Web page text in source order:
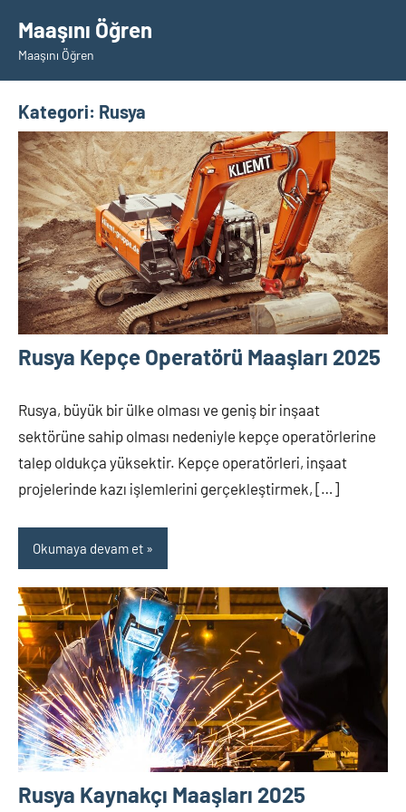
geçMaaşını Öğren
Maaşını Öğren
Kategori: Rusya
Rusya Kepçe Operatörü Maaşları 2025
Rusya, büyük bir ülke olması ve geniş bir inşaat
sektörüne sahip olması nedeniyle kepçe operatörlerine
talep oldukça yüksektir. Kepçe operatörleri, inşaat
projelerinde kazı işlemlerini gerçekleştirmek, […]
Okumaya devam et
Rusya Kaynakçı Maaşları 2025